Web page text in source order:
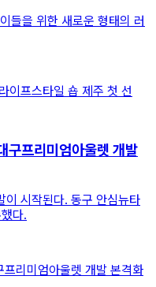
들을 위한 새로운 형태의 러
프리미엄아울렛 개발
이 시작된다. 동구 안심뉴타
다.